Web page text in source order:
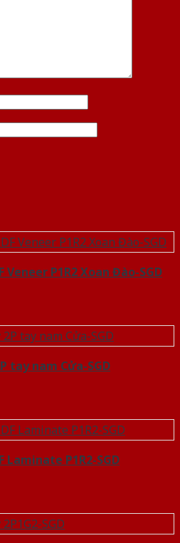
Veneer P1R2 Xoan Đào-SGD
tay nam Cửa-SGD
Laminate P1R2-SGD